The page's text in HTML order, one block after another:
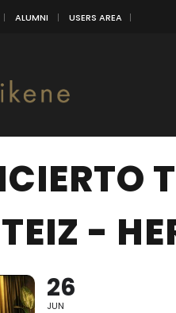
ALUMNI USERS AREA
-
26
JUN